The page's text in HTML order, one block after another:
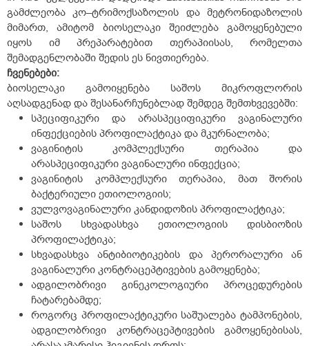
გამძლეობა კო–ტრიმოქსაზოლის და მეტრონიდაზოლის
მიმართ, ამიტომ ბიოსელაკი შეიძლება გამოყენებული
იყოს იმ პრეპარატებით თერაპიისას, რომელთა
შემადგენლობაში შედის ეს ნივთიერება.
ჩვენებები:
ბიოსელაკი გამოიყენება საშოს მიკროფლორის
აღსადგენად და შესანარჩუნებლად შემდეგ შემთხვევებში:
სპეციფიკური და არასპეციფიკური ვაგინალური
ინფექციების პროფილაქტიკა და მკურნალობა;
ვაგინიტის კომპლექსური თერაპია და
არასპეციფიკური ვაგინალური ინფექცია;
ვაგინიტის კომპლექსური თერაპია, მათ შორის
ბაქტერიული ეთიოლოგიის;
ვულვოვაგინალური კანდიდოზის პროფილაქტიკა;
საშოს სხვადასხვა ეთიოლოგიის დისბიოზის
პროფილაქტიკა;
სხვადასხვა ანტიბიოტიკების და პერორალური ან
ვაგინალური კონტრაცეპტივების გამოყენება;
ადგილობრივი გინეკოლოგიური პროცედურების
ჩატარებამდე;
როგორც პროფილაქტიკური საშუალება ტამპონების,
ადგილობრივი კონტრაცეპტივების გამოყენებისას,